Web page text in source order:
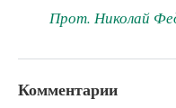
Прот. Николай
Комментарии